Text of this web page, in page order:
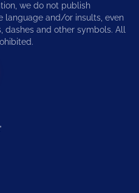
we do not publish
language and/or insults, even
dashes and other symbols. All